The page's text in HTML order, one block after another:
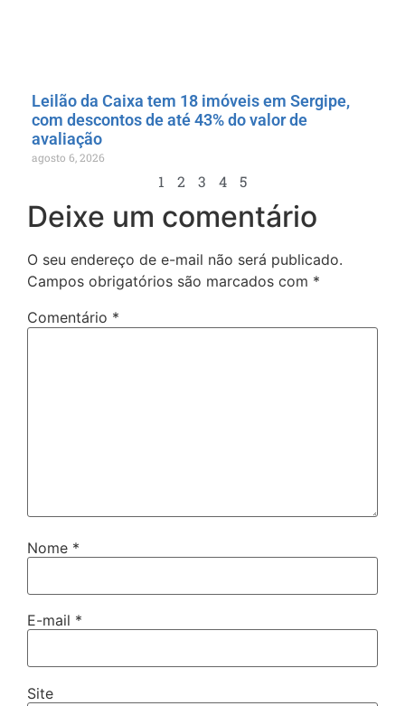
Leilão da Caixa tem 18 imóveis em Sergipe,
com descontos de até 43% do valor de
avaliação
agosto 6, 2026
1 2 3 4 5
Deixe um comentário
O seu endereço de e-mail não será publicado.
Campos obrigatórios são marcados com *
Comentário *
Nome *
E-mail *
Site